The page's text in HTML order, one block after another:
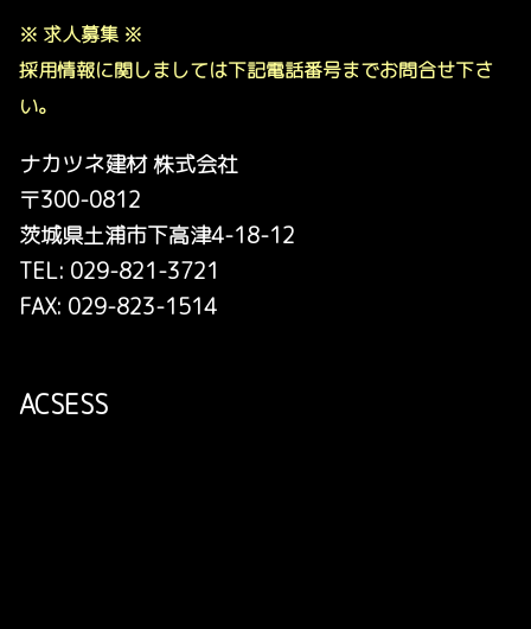
※ 求人募集 ※
採用情報に関しましては下記電話番号までお問合せ下さ
い。
ナカツネ建材 株式会社
〒300-0812
茨城県土浦市下高津4-18-12
TEL: 029-821-3721
FAX: 029-823-1514
ACSESS